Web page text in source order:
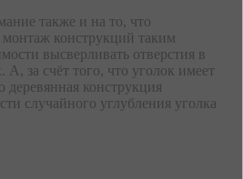
также и на то, что
конструкций таким
высверливать отверстия в
А, за счёт того, что уголок имеет
конструкция
случайного углубления уголка